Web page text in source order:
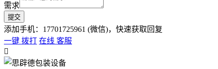
需求
添加手机：17701725961 (微信)，快速获取回复
一键 拨打 在线 客服
